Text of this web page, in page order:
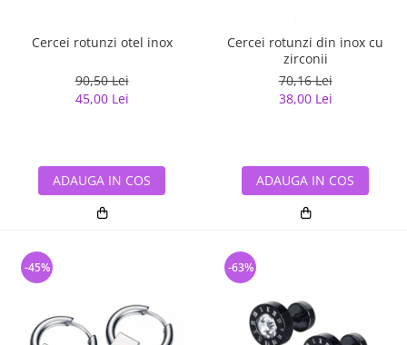
Cercei rotunzi otel inox
90,50 Lei
45,00 Lei
ADAUGA IN COS
Cercei rotunzi din inox cu
zirconii
70,16 Lei
38,00 Lei
ADAUGA IN COS
-45% -63%